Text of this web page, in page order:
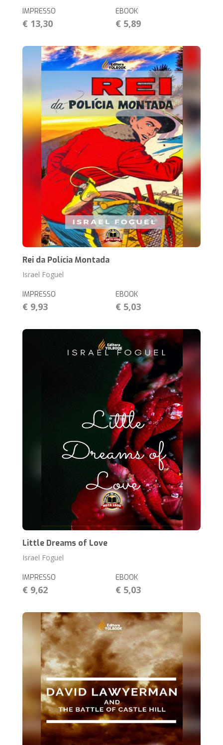
IMPRESSO
€ 13,30
EBOOK
€ 5,89
Rei da Polícia Montada
Israel Foguel
IMPRESSO
€ 9,93
EBOOK
€ 5,03
Little Dreams of Love
Israel Foguel
IMPRESSO
€ 9,62
EBOOK
€ 5,03